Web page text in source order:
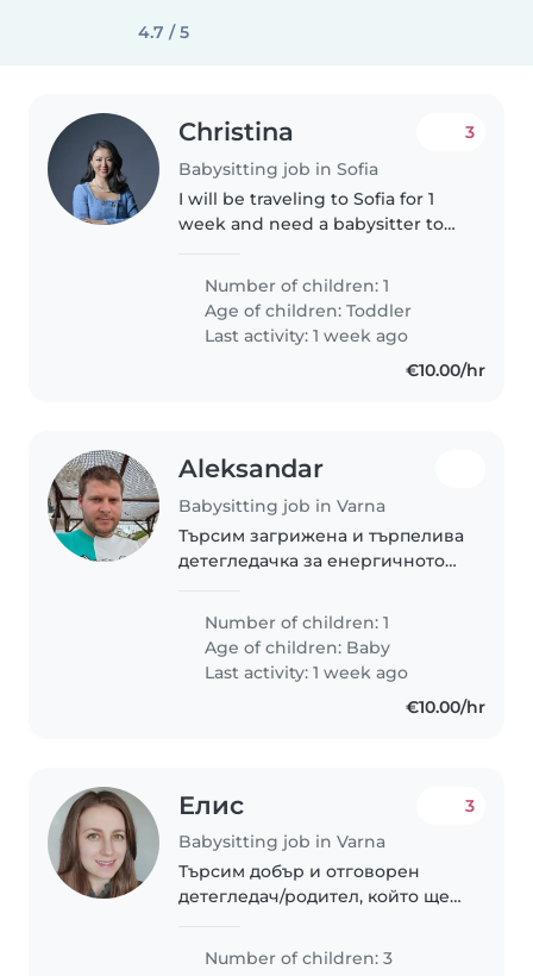
4.7 / 5
Christina
Babysitting job in Sofia
3
I will be traveling to Sofia for 1
week and need a babysitter to
Number of children: 1
Age of children:Toddler
Last activity: 1 week ago
€10.00/hr
Aleksandar
Babysitting job in Varna
Търсим загрижена и търпелива
детегледачка за енергичното
и английски.
Number of children: 1
Age of children: Baby
Last activity: 1 week ago
€10.00/hr
Елис
Babysitting job in Varna
3
Търсим добър и отговорен
детегледач/родител, който ще
две деца в градинска възраст и
едно в ясла 2г+. Децата ни са
Number of children: 3